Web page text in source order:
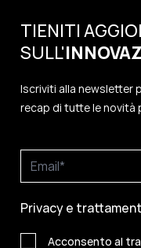
TIENITI
SULL'
Iscriviti alla newsletter
recap di tutte le novità
Privacy e
Acconsento al